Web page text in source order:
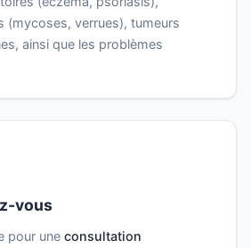
(mycoses, verrues), tumeurs
ainsi que les problèmes
vous
pour une consultation